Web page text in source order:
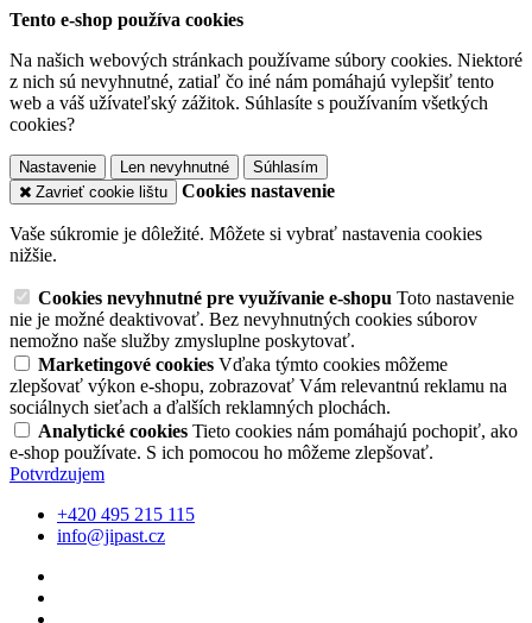
Tento e-shop používa cookies
Na našich webových stránkach používame súbory cookies. Niektoré
z nich sú nevyhnutné, zatiaľ čo iné nám pomáhajú vylepšiť tento
web a váš užívateľský zážitok. Súhlasíte s používaním všetkých
cookies?
Nastavenie Len nevyhnutné
Súhlasím
Zavrieť cookie lištu
Cookies nastavenie
Vaše súkromie je dôležité. Môžete si vybrať nastavenia cookies
nižšie.
Cookies nevyhnutné pre využívanie e-shopu Toto nastavenie
nie je možné deaktivovať. Bez nevyhnutných cookies súborov
nemožno naše služby zmysluplne poskytovať.
Marketingové cookies Vďaka týmto cookies môžeme
zlepšovať výkon e-shopu, zobrazovať Vám relevantnú reklamu na
sociálnych sieťach a ďalších reklamných plochách.
Analytické cookies Tieto cookies nám pomáhajú pochopiť, ako
e-shop používate. S ich pomocou ho môžeme zlepšovať.
Potvrdzujem
+420 495 215 115
info@jipast.cz